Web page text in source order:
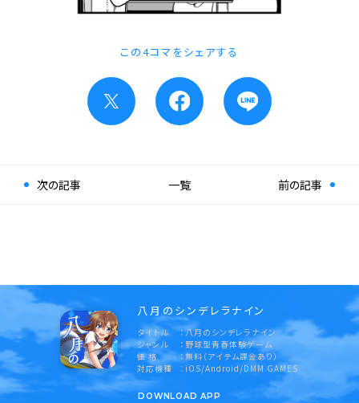
この4コマをシェアする
次の記事 前の記事
一覧
八月のシンデレラナイン
タイトル
八月のシンデレラナイン
ジャンル
野球型青春体験ゲーム
価 格
無料（アイテム課金あり）
対応機種
iOS/Android/DMM GAMES
DOWNLOAD APP